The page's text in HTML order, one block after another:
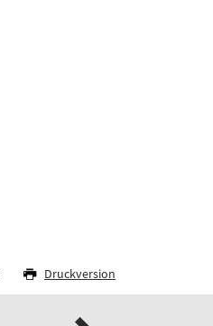
Druckversion